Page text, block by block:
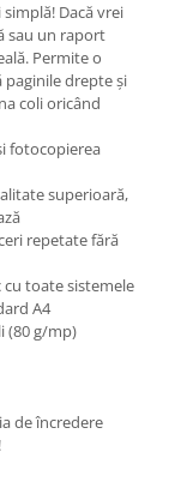
Dacă vrei
sau un raport
Permite o
drepte și
coli oricând
fotocopierea
superioară,
repetate fără
cu toate sistemele
A4
(80 g/mp)
de încredere